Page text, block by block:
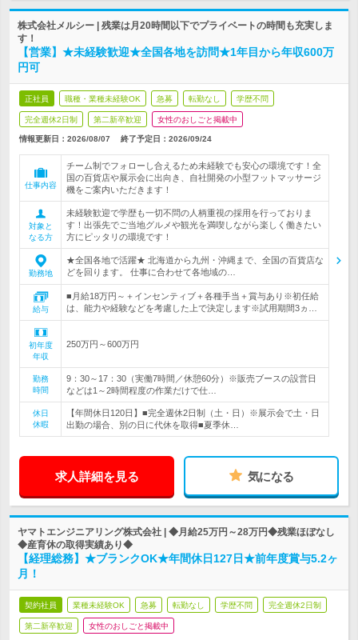
株式会社メルシー | 残業は月20時間以下でプライベートの時間も充実しま
す！
【営業】★未経験歓迎★全国各地を訪問★1年目から年収600万
円可
正社員 職種・業種未経験OK 急募 転勤なし 学歴不問
完全週休2日制 第二新卒歓迎 女性のおしごと掲載中
情報更新日：2026/08/07 終了予定日： 2026/09/24
仕事内容
チーム制でフォローし合えるため未経験でも安心の環境です！全
国の百貨店や展示会に出向き、自社開発の小型フットマッサージ
機をご案内いただきます！
対象と
なる方
未経験歓迎で学歴も一切不問の人柄重視の採用を行っておりま
す！出張先でご当地グルメや観光を満喫しながら楽しく働きたい
方にピッタリの環境です！
勤務地
★全国各地で活躍★ 北海道から九州・沖縄まで、全国の百貨店な
どを回ります。 仕事に合わせて各地域の…
給与
■月給18万円～＋インセンティブ＋各種手当＋賞与あり※初任給
は、能力や経験などを考慮した上で決定します※試用期間3ヵ…
初年度
年収
250万円～600万円
勤務
時間
9：30～17：30（実働7時間／休憩60分）※販売ブースの設営日
などは1～2時間程度の作業だけで仕…
休日
休暇
【年間休日120日】■完全週休2日制（土・日）※展示会で土・日
出勤の場合、別の日に代休を取得■夏季休…
求人詳細を見る 気になる
ヤマトエンジニアリング株式会社 | ◆月給25万円～28万円◆残業ほぼなし
◆産育休の取得実績あり◆
【経理総務】★ブランクOK★年間休日127日★前年度賞与5.2ヶ
月！
契約社員 業種未経験OK 急募 転勤なし 学歴不問 完全週休2日制
第二新卒歓迎 女性のおしごと掲載中